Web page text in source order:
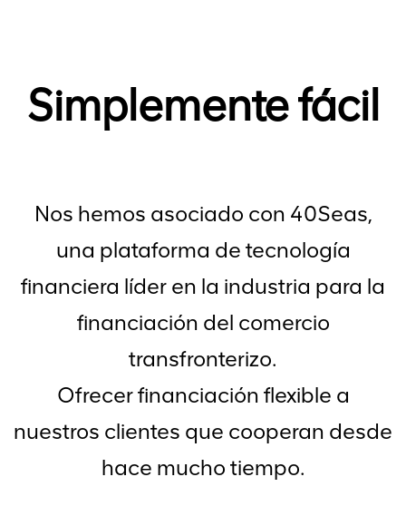
Simplemente fácil
Nos hemos asociado con 40Seas,
una plataforma de tecnología
financiera líder en la industria para la
financiación del comercio
transfronterizo.
Ofrecer financiación flexible a
nuestros clientes que cooperan desde
hace mucho tiempo.